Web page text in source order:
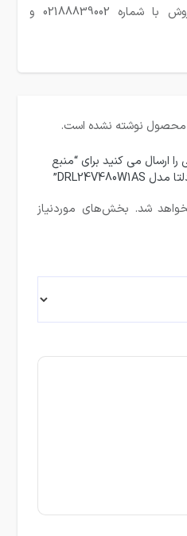
برای ارتباط با کارشناسان فروش با شماره 02188839002 و
محصول نوشته نشده است.
ارسال می کنید برای “منبع
شد. بخش‌های موردنیاز